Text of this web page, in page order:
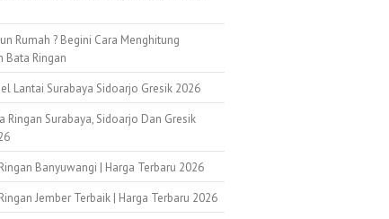
Rumah ? Begini Cara Menghitung
Bata Ringan
Lantai Surabaya Sidoarjo Gresik 2026
Ringan Surabaya, Sidoarjo Dan Gresik
Banyuwangi | Harga Terbaru 2026
Jember Terbaik | Harga Terbaru 2026